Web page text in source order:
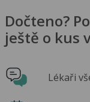
Dočteno?
ještě o kus
Lékaři